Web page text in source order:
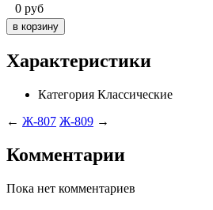
0 руб
Характеристики
Категория Классические
← Ж-807 Ж-809 →
Комментарии
Пока нет комментариев